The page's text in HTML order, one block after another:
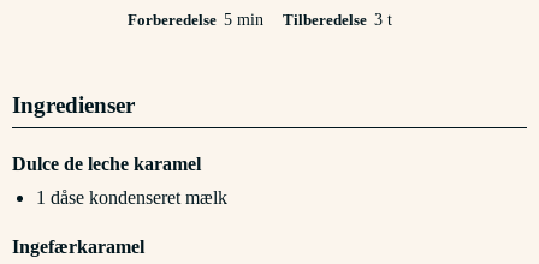
Forberedelse 5minutter
min Tilberedelse 3timer
t
Ingredienser
Dulce de leche karamel
1 dåse kondenseret mælk
Ingefærkaramel